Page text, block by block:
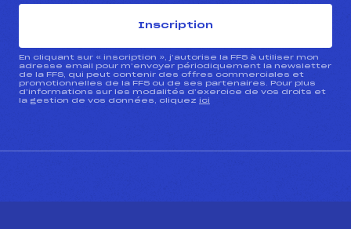
Inscription
En cliquant sur « inscription », j’autorise la FFS à utiliser mon
adresse email pour m’envoyer périodiquement la newsletter
de la FFS, qui peut contenir des offres commerciales et
promotionnelles de la FFS ou de ses partenaires. Pour plus
d’informations sur les modalités d’exercice de vos droits et
la gestion de vos données, cliquez ici